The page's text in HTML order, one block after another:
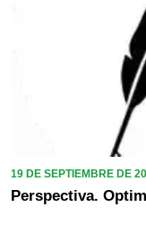
19 DE SEPTIEMBRE DE
Perspectiva.